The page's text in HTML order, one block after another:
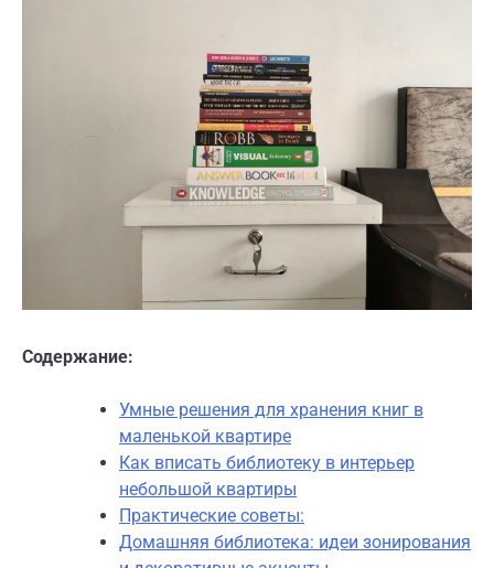
Содержание:
Умные решения для хранения книг в
маленькой квартире
Как вписать библиотеку в интерьер
небольшой квартиры
Практические советы:
Домашняя библиотека: идеи зонирования